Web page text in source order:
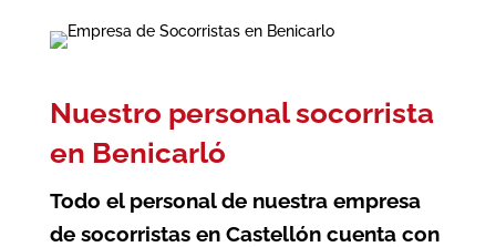
Nuestro personal socorrista
en Benicarló
Todo el personal de nuestra empresa
de socorristas en Castellóncuenta con